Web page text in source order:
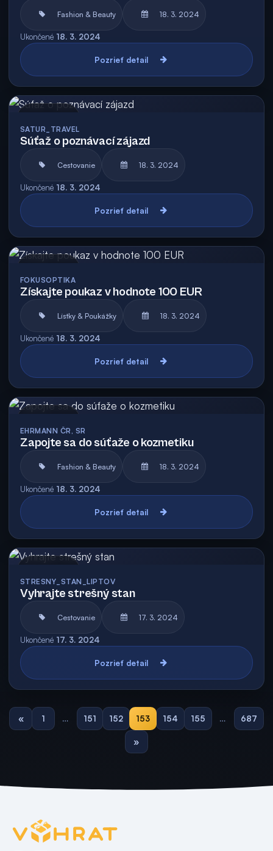
Fashion & Beauty 18. 3. 2024
Ukončené 18. 3. 2024
Pozrieť detail
SATUR_TRAVEL
Súťaž o poznávací zájazd
Cestovanie 18. 3. 2024
Ukončené 18. 3. 2024
Pozrieť detail
FOKUSOPTIKA
Získajte poukaz v hodnote 100 EUR
Lístky & Poukážky 18. 3. 2024
Ukončené 18. 3. 2024
Pozrieť detail
EHRMANN ČR, SR
Zapojte sa do súťaže o kozmetiku
Fashion & Beauty 18. 3. 2024
Ukončené 18. 3. 2024
Pozrieť detail
STRESNY_STAN_LIPTOV
Vyhrajte strešný stan
Cestovanie 17. 3. 2024
Ukončené 17. 3. 2024
Pozrieť detail
« 1 … 151 152 153 154 155 … 687
»